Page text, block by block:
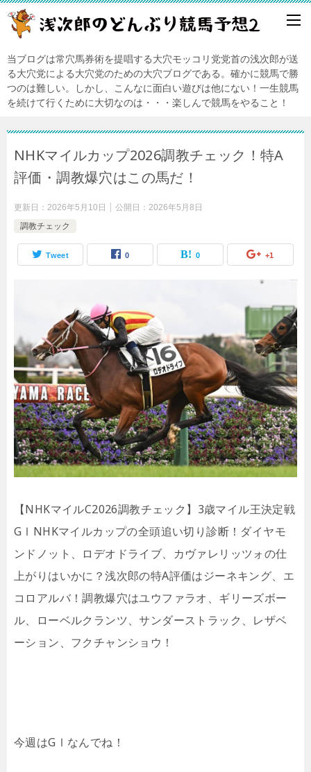
当ブログは常穴馬券術を提唱する大穴モッコリ党党首の浅次郎が送
る大穴党による大穴党のための大穴ブログである。確かに競馬で勝
つのは難しい。しかし、こんなに面白い遊びは他にない！一生競馬
を続けて行くために大切なのは・・・楽しんで競馬をやること！
NHKマイルカップ2026調教チェック！特A
評価・調教爆穴はこの馬だ！
更新日： 2026年5月10日 公開日： 2026年5月8日
調教チェック
Tweet 0 0 +1
【NHKマイルC2026調教チェック】3歳マイル王決定戦
GⅠNHKマイルカップの全頭追い切り診断！ダイヤモ
ンドノット、ロデオドライブ、カヴァレリッツォの仕
上がりはいかに？浅次郎の特A評価はジーネキング、エ
コロアルバ！調教爆穴はユウファラオ、ギリーズボー
ル、ローベルクランツ、サンダーストラック、レザベ
ーション、フクチャンショウ！
今週はGⅠなんでね！